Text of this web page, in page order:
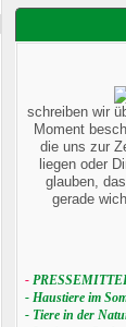
schreiben wir
Moment
die uns zur
liegen oder
glauben,
gerade
-
-Haustiere im
-Tiere in der